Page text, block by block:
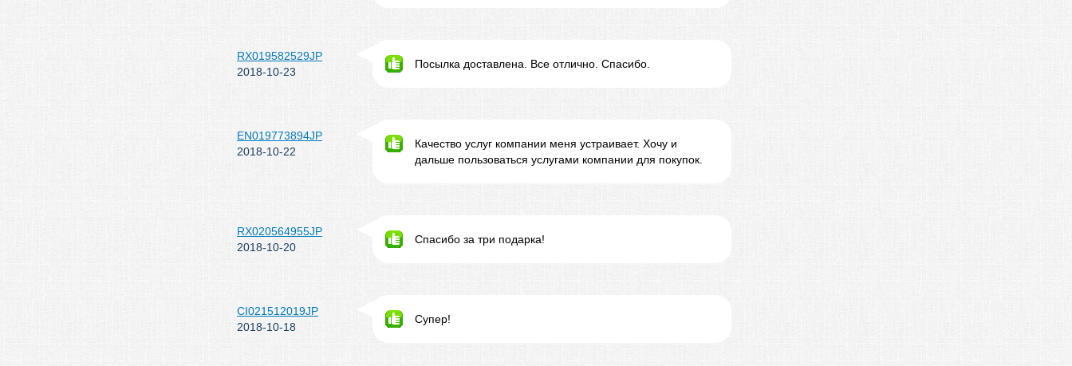
RX019582529JP
2018-10-23
Посылка доставлена. Все отлично. Спасибо.
EN019773894JP
2018-10-22
Качество услуг компании меня устраивает. Хочу и
дальше пользоваться услугами компании для покупок.
RX020564955JP
2018-10-20
Спасибо за три подарка!
CI021512019JP
2018-10-18
Супер!